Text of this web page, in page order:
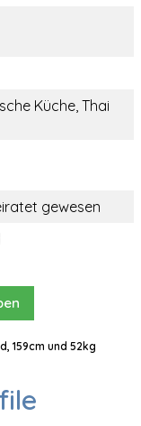
Küche, Thai
gewesen
159cm und 52kg